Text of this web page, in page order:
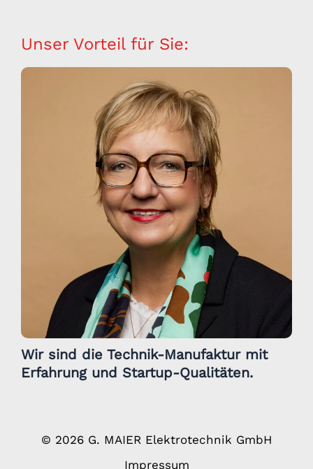
Unser Vorteil für Sie:
Wir sind die Technik-Manufaktur mit
Erfahrung und Startup-Qualitäten.
© 2026 G. MAIER Elektrotechnik GmbH
Impressum